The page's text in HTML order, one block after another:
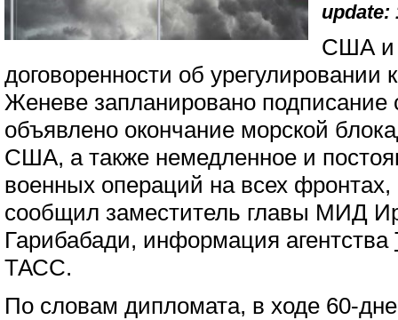
update:
США и
договоренности об
Женеве запланировано
объявлено окончание морской
США, а также немедленное и
военных операций на всех
сообщил заместитель главы МИД
Гарибабади, информация агентства
ТАСС.
По словам дипломата, в ходе 60-